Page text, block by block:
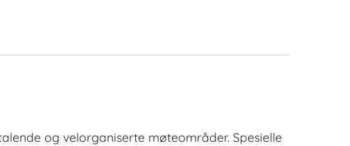
og velorganiserte møteområder. Spesielle